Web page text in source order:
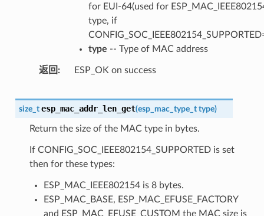
for EUI-64(used for
type, if
type -- Type of MAC address
返回 ESP_OK on success
size_t esp_mac_addr_len_get(esp_mac_type_t type)
Return the size of the MAC type in bytes.
If CONFIG_SOC_IEEE802154_SUPPORTED is set
then for these types:
ESP_MAC_IEEE802154 is 8 bytes.
ESP_MAC_BASE, ESP_MAC_EFUSE_FACTORY
and ESP_MAC_EFUSE_CUSTOM the MAC size is